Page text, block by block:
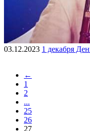
03.12.2023 1 декабря
←
1
2
...
25
26
27